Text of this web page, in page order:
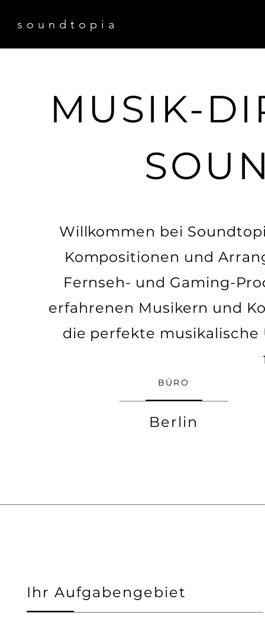
soundtopia
MUSIK-
Willkommen bei
Kompositionen und
Fernseh- und Gaming-
erfahrenen Musikern und
die perfekte
BÜRO
Berlin
Ihr Aufgabengebiet